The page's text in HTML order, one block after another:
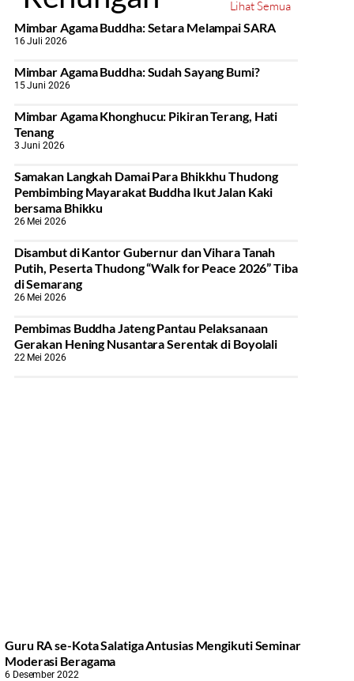
Lihat Semua
Mimbar Agama Buddha: Setara Melampai SARA
16 Juli 2026
Mimbar Agama Buddha: Sudah Sayang Bumi?
15 Juni 2026
Mimbar Agama Khonghucu: Pikiran Terang, Hati
Tenang
3 Juni 2026
Samakan Langkah Damai Para Bhikkhu Thudong
Pembimbing Mayarakat Buddha Ikut Jalan Kaki
bersama Bhikku
26 Mei 2026
Disambut di Kantor Gubernur dan Vihara Tanah
Putih, Peserta Thudong “Walk for Peace 2026” Tiba
di Semarang
26 Mei 2026
‎Pembimas Buddha Jateng Pantau Pelaksanaan
Gerakan Hening Nusantara Serentak di Boyolali
22 Mei 2026
Guru RA se-Kota Salatiga Antusias Mengikuti Seminar
Moderasi Beragama
6 Desember 2022